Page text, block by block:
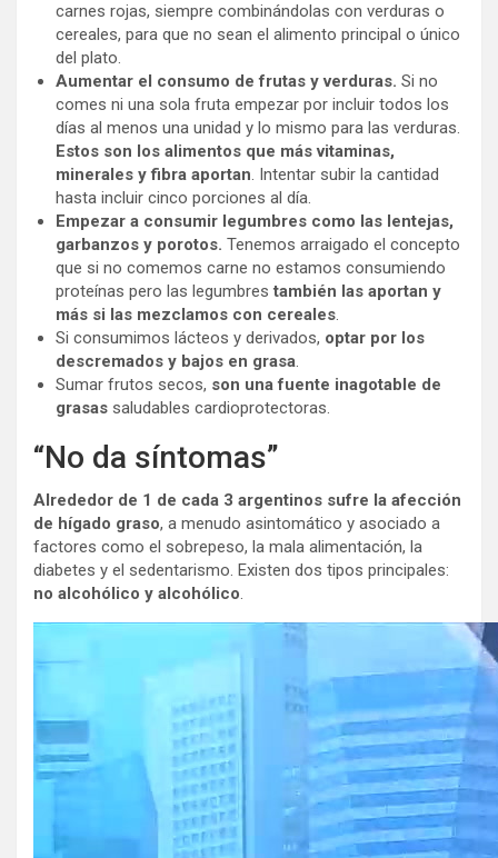
carnes rojas, siempre combinándolas con verduras o
cereales, para que no sean el alimento principal o único
del plato.
Aumentar el consumo de frutas y verduras. Si no
comes ni una sola fruta empezar por incluir todos los
días al menos una unidad y lo mismo para las verduras.
Estos son los alimentos que más vitaminas,
minerales y fibra aportan. Intentar subir la cantidad
hasta incluir cinco porciones al día.
Empezar a consumir legumbres como las lentejas,
garbanzos y porotos. Tenemos arraigado el concepto
que si no comemos carne no estamos consumiendo
proteínas pero las legumbrestambién las aportan y
más si las mezclamos con cereales.
Si consumimos lácteos y derivados, optar por los
descremados y bajos en grasa.
Sumar frutos secos, son una fuente inagotable de
grasas saludables cardioprotectoras.
“No da síntomas”
Alrededor de 1 de cada 3 argentinos sufre la afección
de hígado graso, a menudo asintomático y asociado a
factores como el sobrepeso, la mala alimentación, la
diabetes y el sedentarismo. Existen dos tipos principales:
no alcohólico y alcohólico.